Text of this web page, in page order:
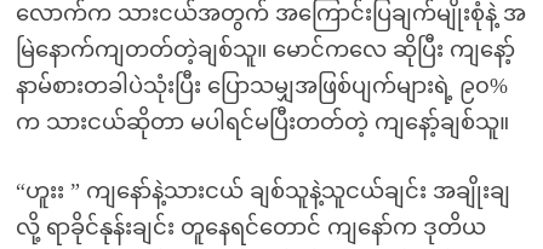
လောက်က သားငယ်အတွက် အကြောင်းပြချက်မျိုးစုံနဲ့ အ
မြဲနောက်ကျတတ်တဲ့ချစ်သူ။ မောင်ကလေ ဆိုပြီး ကျနော့်
နာမ်စားတခါပဲသုံးပြီး ပြောသမျှအဖြစ်ပျက်များရဲ့ ၉၀%
က သားငယ်ဆိုတာ မပါရင်မပြီးတတ်တဲ့ ကျနော့်ချစ်သူ။
“ဟူးး ” ကျနော်နဲ့သားငယ် ချစ်သူနဲ့သူငယ်ချင်း အချိုးချ
လို့ ရာခိုင်နုန်းချင်း တူနေရင်တောင် ကျနော်က ဒုတိယ